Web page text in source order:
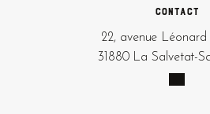
Contact
22, avenue Léonard
31880 La Salvetat-